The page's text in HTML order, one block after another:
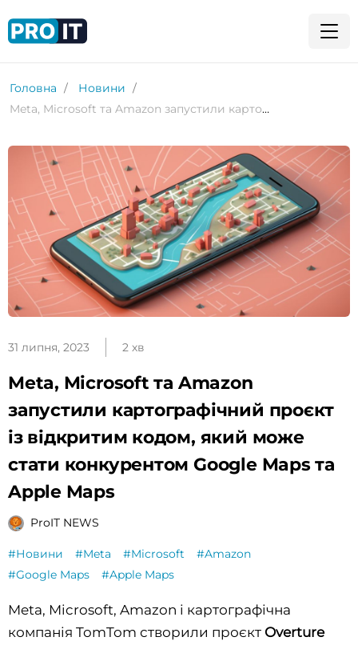
Головна
Новини
Meta, Microsoft та Amazon запустили картографічний проєкт із відкритим кодом, який може стати конкурентом Google Maps та Apple Maps
31 липня, 2023 2 хв
Meta, Microsoft та Amazon
запустили картографічний проєкт
із відкритим кодом, який може
стати конкурентом Google Maps та
Apple Maps
ProIT NEWS
#Новини #Meta #Microsoft
#Amazon
#Google Maps
#Apple Maps
Meta, Microsoft, Amazon і картографічна
компанія TomTom створили проєкт Overture